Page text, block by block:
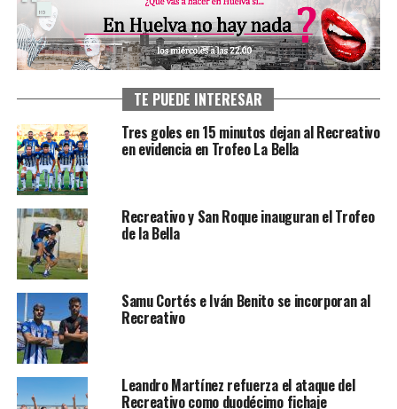
TE PUEDE INTERESAR
Tres goles en 15 minutos dejan al Recreativo
en evidencia en Trofeo La Bella
Recreativo y San Roque inauguran el Trofeo
de la Bella
Samu Cortés e Iván Benito se incorporan al
Recreativo
Leandro Martínez refuerza el ataque del
Recreativo como duodécimo fichaje